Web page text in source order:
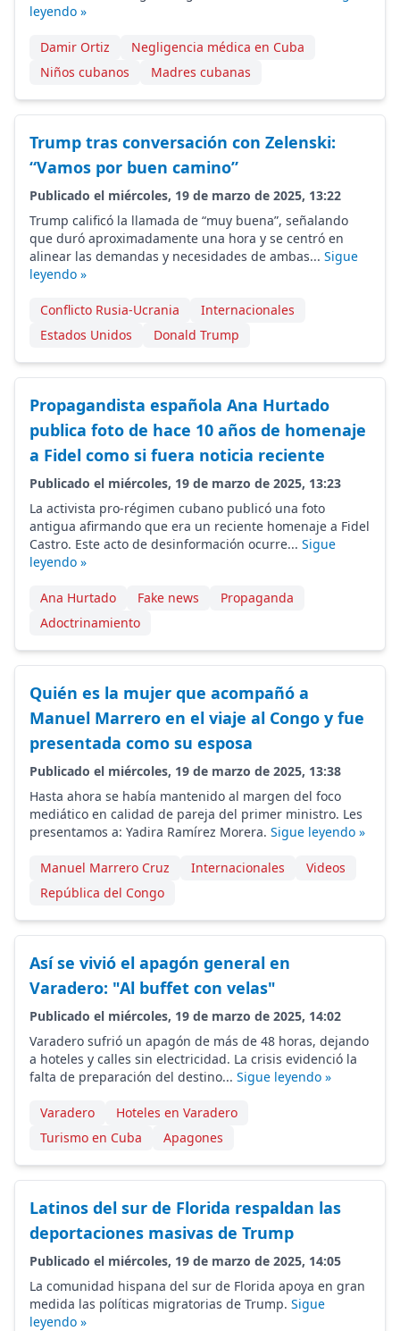
leyendo »
Damir Ortiz
Negligencia médica en Cuba
Niños cubanos
Madres cubanas
Trump tras conversación con Zelenski:
“Vamos por buen camino”
Publicado el miércoles, 19 de marzo de 2025, 13:22
Trump calificó la llamada de “muy buena”, señalando
que duró aproximadamente una hora y se centró en
alinear las demandas y necesidades de ambas... Sigue
leyendo »
Conflicto Rusia-Ucrania
Internacionales
Estados Unidos
Donald Trump
Propagandista española Ana Hurtado
publica foto de hace 10 años de homenaje
a Fidel como si fuera noticia reciente
Publicado el miércoles, 19 de marzo de 2025, 13:23
La activista pro-régimen cubano publicó una foto
antigua afirmando que era un reciente homenaje a Fidel
Castro. Este acto de desinformación ocurre... Sigue
leyendo »
Ana Hurtado Fake news
Propaganda
Adoctrinamiento
Quién es la mujer que acompañó a
Manuel Marrero en el viaje al Congo y fue
presentada como su esposa
Publicado el miércoles, 19 de marzo de 2025, 13:38
Hasta ahora se había mantenido al margen del foco
mediático en calidad de pareja del primer ministro. Les
presentamos a: Yadira Ramírez Morera. Sigue leyendo »
Manuel Marrero Cruz Internacionales
Videos
República del Congo
Así se vivió el apagón general en
Varadero: "Al buffet con velas"
Publicado el miércoles, 19 de marzo de 2025, 14:02
Varadero sufrió un apagón de más de 48 horas, dejando
a hoteles y calles sin electricidad. La crisis evidenció la
falta de preparación del destino... Sigue leyendo »
Varadero
Hoteles en Varadero
Turismo en Cuba
Apagones
Latinos del sur de Florida respaldan las
deportaciones masivas de Trump
Publicado el miércoles, 19 de marzo de 2025, 14:05
La comunidad hispana del sur de Florida apoya en gran
medida las políticas migratorias de Trump. Sigue
leyendo »